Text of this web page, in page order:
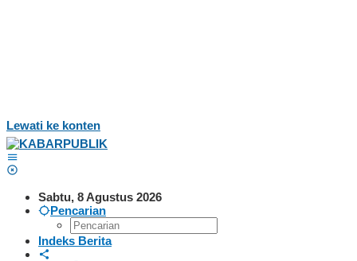
Lewati ke konten
Sabtu, 8 Agustus 2026
Pencarian
Indeks Berita